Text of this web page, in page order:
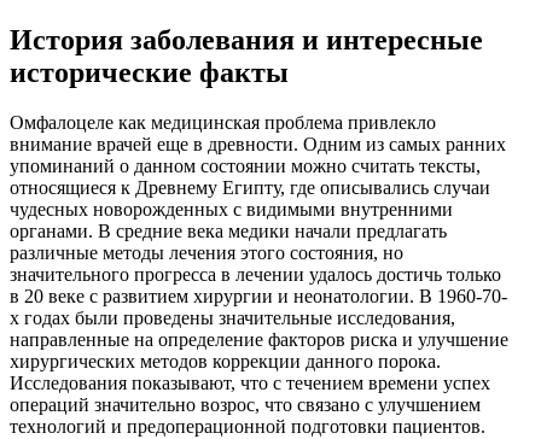
История заболевания и интересные
исторические факты
Омфалоцеле как медицинская проблема привлекло
внимание врачей еще в древности. Одним из самых ранних
упоминаний о данном состоянии можно считать тексты,
относящиеся к Древнему Египту, где описывались случаи
чудесных новорожденных с видимыми внутренними
органами. В средние века медики начали предлагать
различные методы лечения этого состояния, но
значительного прогресса в лечении удалось достичь только
в 20 веке с развитием хирургии и неонатологии. В 1960-70-
х годах были проведены значительные исследования,
направленные на определение факторов риска и улучшение
хирургических методов коррекции данного порока.
Исследования показывают, что с течением времени успех
операций значительно возрос, что связано с улучшением
технологий и предоперационной подготовки пациентов.